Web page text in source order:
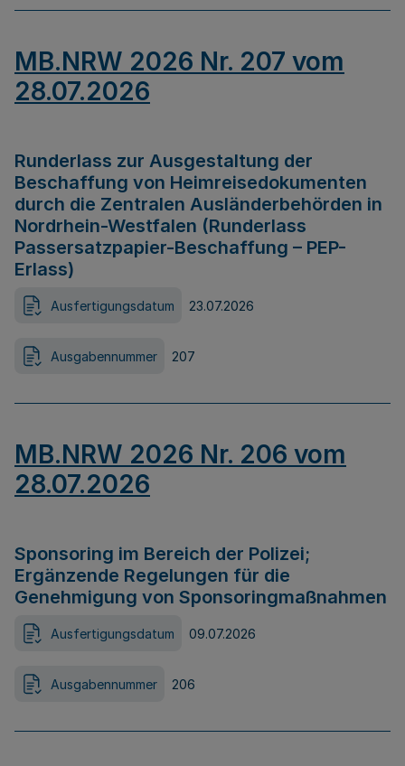
MB.NRW 2026 Nr. 207 vom
28.07.2026
Runderlass zur Ausgestaltung der
Beschaffung von Heimreisedokumenten
durch die Zentralen Ausländerbehörden in
Nordrhein-Westfalen (Runderlass
Passersatzpapier-Beschaffung – PEP-
Erlass)
Ausfertigungsdatum 23.07.2026
Ausgabennummer 207
MB.NRW 2026 Nr. 206 vom
28.07.2026
Sponsoring im Bereich der Polizei;
Ergänzende Regelungen für die
Genehmigung von Sponsoringmaßnahmen
Ausfertigungsdatum 09.07.2026
Ausgabennummer 206